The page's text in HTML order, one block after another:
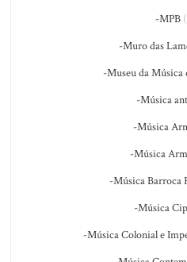
-MPB
-Muro das
-Museu da Música
-Música
-Música
-Música
-Música Barroca
-Música
-Música Colonial e